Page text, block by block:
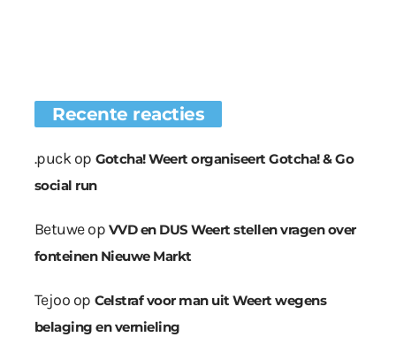
Recente reacties
.puckop Gotcha! Weert organiseert Gotcha! & Go
social run
Betuweop VVD en DUS Weert stellen vragen over
fonteinen Nieuwe Markt
Tejoo op Celstraf voor man uit Weert wegens
belaging en vernieling